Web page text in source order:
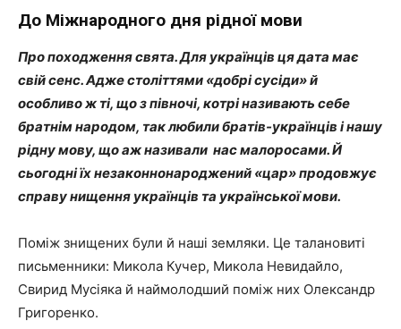
До Міжнародного дня рідної мови
Про походження свята. Для українців ця дата має
свій сенс. Адже століттями «добрі сусіди» й
особливо ж ті, що з півночі, котрі називають себе
братнім народом, так любили братів-українців і нашу
рідну мову, що аж називали нас малоросами. Й
сьогодні їх незаконнонароджений «цар» продовжує
справу нищення українців та української мови.
Поміж знищених були й наші земляки. Це талановиті
письменники: Микола Кучер, Микола Невидайло,
Свирид Мусіяка й наймолодший поміж них Олександр
Григоренко.